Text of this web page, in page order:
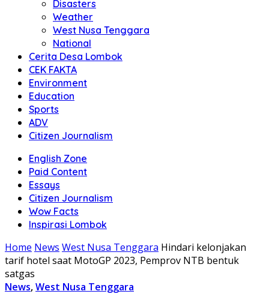
Disasters
Weather
West Nusa Tenggara
National
Cerita Desa Lombok
CEK FAKTA
Environment
Education
Sports
ADV
Citizen Journalism
English Zone
Paid Content
Essays
Citizen Journalism
Wow Facts
Inspirasi Lombok
Home News West Nusa Tenggara Hindari kelonjakan
tarif hotel saat MotoGP 2023, Pemprov NTB bentuk
satgas
News,West Nusa Tenggara